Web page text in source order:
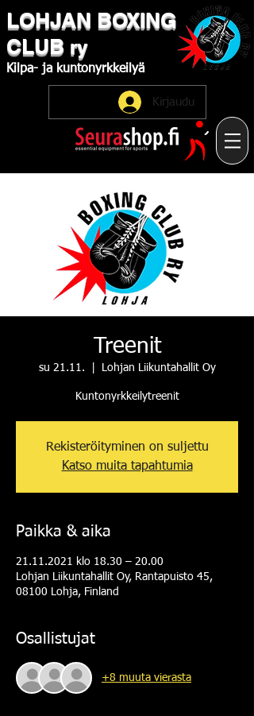
LOHJAN ​BOXING
CLUB ry
Kilpa- ja kuntonyrkkeilyä
Kirjaudu
Treenit
su 21.11. Lohjan Liikuntahallit Oy
Kuntonyrkkeilytreenit
Rekisteröityminen on suljettu
Katso muita tapahtumia
Paikka & aika
21.11.2021 klo 18.30 – 20.00
Lohjan Liikuntahallit Oy, Rantapuisto 45,
08100 Lohja, Finland
Osallistujat
+8 muuta vierasta